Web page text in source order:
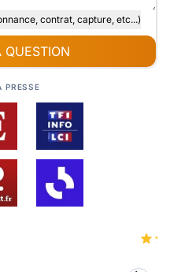
contrat, capture, etc...)
QUESTION
PRESSE